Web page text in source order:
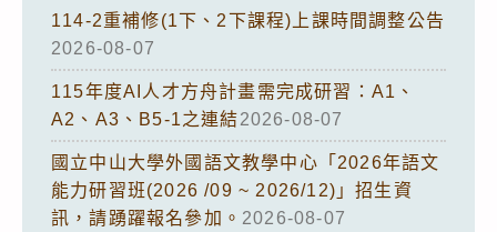
114-2重補修(1下、2下課程)上課時間調整公告
2026-08-07
115年度AI人才方舟計畫需完成研習：A1、
A2、A3、B5-1之連結2026-08-07
國立中山大學外國語文教學中心「2026年語文
能力研習班(2026 /09 ~ 2026/12)」招生資
訊，請踴躍報名參加。 2026-08-07